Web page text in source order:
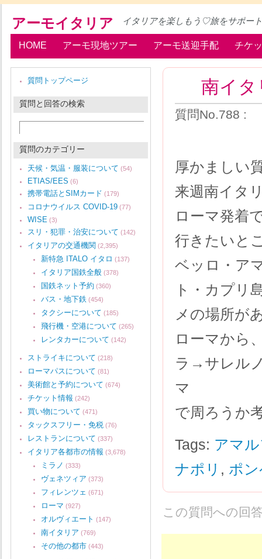
アーモイタリア イタリアを楽しもう♡旅をサポート
HOME アーモ現地ツアー アーモ送迎手配 チケ
南イ
質問No.788 :
厚かましい
来週南イタ
ローマ発着
行きたいと
ベッロ・ア
ト・カプリ
メの場所が
ローマから
ラ→サレル
マ
で周ろうか
Tags: アマ
ナポリ , ポ
この質問への回
質問トップページ
質問と回答の検索
質問のカテゴリー
天候・気温・服装について (54)
ETIAS/EES (6)
携帯電話とSIMカード (179)
コロナウイルス COVID-19 (77)
WISE (3)
スリ・犯罪・治安について (142)
イタリアの交通機関 (2,395)
新特急 ITALO イタロ (137)
イタリア国鉄全般 (378)
国鉄ネット予約 (360)
バス・地下鉄 (454)
タクシーについて (185)
飛行機・空港について (265)
レンタカーについて (142)
ストライキについて (218)
ローマパスについて (81)
美術館と予約について (674)
チケット情報 (242)
買い物について (471)
タックスフリー・免税 (76)
レストランについて (337)
イタリア各都市の情報 (3,678)
ミラノ (333)
ヴェネツィア (373)
フィレンツェ (671)
ローマ (927)
オルヴィエート (147)
南イタリア (769)
その他の都市 (443)